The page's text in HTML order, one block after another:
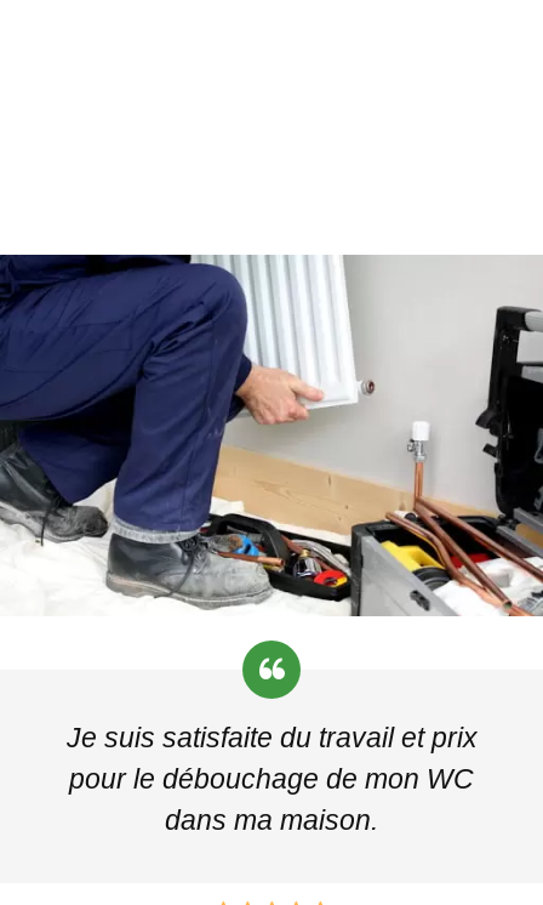
Je suis satisfaite du travail et prix
pour le débouchage de mon WC
dans ma maison.